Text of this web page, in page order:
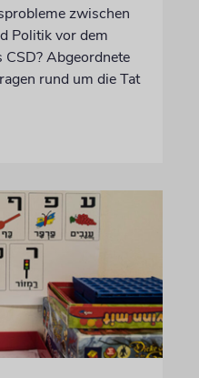
zwischen
Politik vor dem
CSD? Abgeordnete
rund um die Tat